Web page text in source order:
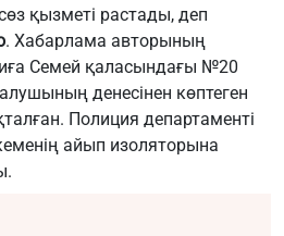
қызметі растады, деп
. Хабарлама авторының
Семей қаласындағы №20
денесінен көптеген
Полиция департаменті
айып изоляторына